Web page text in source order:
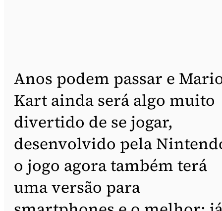
Anos podem passar e
Kart ainda será algo muito
divertido de se jogar,
desenvolvido pela
o jogo agora também terá
uma versão para